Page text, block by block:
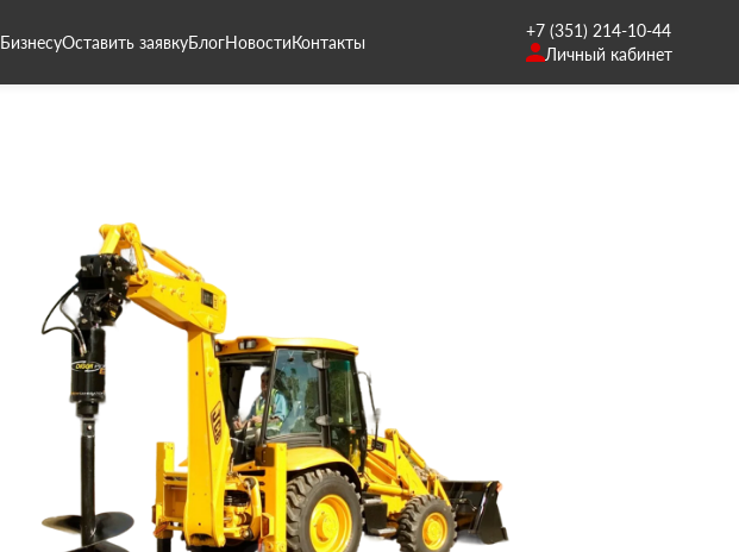
БизнесуОставить заявкуБлогНовостиКонтакты
+7 (351) 214-10-44
Личный кабинет